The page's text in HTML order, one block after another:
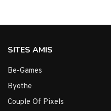
SITES AMIS
Be-Games
Byothe
Couple Of Pixels